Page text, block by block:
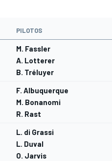
PILOTOS
M. Fassler
A. Lotterer
B. Tréluyer
F. Albuquerque
M. Bonanomi
R. Rast
L. di Grassi
L. Duval
O. Jarvis